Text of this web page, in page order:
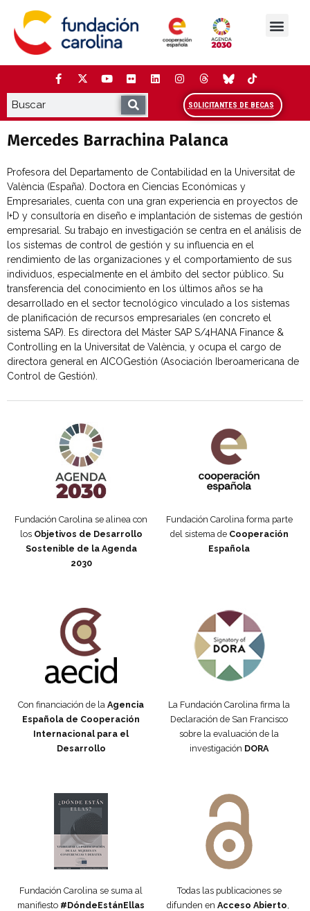
contenido
SOLICITANTES DE BECAS
Mercedes Barrachina Palanca
Profesora del Departamento de Contabilidad en la Universitat de
València (España). Doctora en Ciencias Económicas y
Empresariales, cuenta con una gran experiencia en proyectos de
I+D y consultoría en diseño e implantación de sistemas de gestión
empresarial. Su trabajo en investigación se centra en el análisis de
los sistemas de control de gestión y su influencia en el
rendimiento de las organizaciones y el comportamiento de sus
individuos, especialmente en el ámbito del sector público. Su
transferencia del conocimiento en los últimos años se ha
desarrollado en el sector tecnológico vinculado a los sistemas
de planificación de recursos empresariales (en concreto el
sistema SAP). Es directora del Máster SAP S/4HANA Finance &
Controlling en la Universitat de València, y ocupa el cargo de
directora general en AICOGestión (Asociación Iberoamericana de
Control de Gestión).
Fundación Carolina se alinea con
los Objetivos de Desarrollo
Sostenible de la Agenda
2030
Fundación Carolina forma parte
del sistema de Cooperación
Española
Con financiación de la Agencia
Española de Cooperación
Internacional para el
Desarrollo
La Fundación Carolina firma la
Declaración de San Francisco
sobre la evaluación de la
investigación DORA
Fundación Carolina se suma al
manifiesto #DóndeEstánEllas
Todas las publicaciones se
difunden en Acceso Abierto